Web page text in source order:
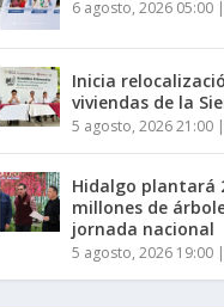
6 agosto, 2026 05:00 |
Inicia
viviendas de la
5 agosto, 2026 21:00 |
Hidalgo plantará
millones de
jornada nacional
5 agosto, 2026 19:00 |